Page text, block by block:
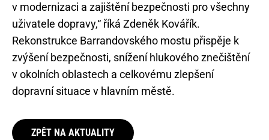
v modernizaci a zajištění bezpečnosti pro všechny
uživatele dopravy,“ říká Zdeněk Kovářík.
Rekonstrukce Barrandovského mostu přispěje k
zvýšení bezpečnosti, snížení hlukového znečištění
v okolních oblastech a celkovému zlepšení
dopravní situace v hlavním městě.
ZPĚT NA AKTUALITY